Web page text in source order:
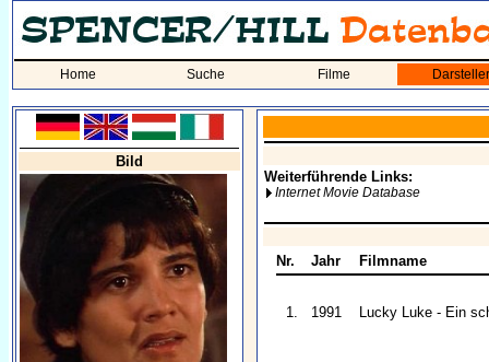
Home Suche Filme Darsteller
Bild
Weiterführende Links:
Internet Movie Database
Nr. Jahr Filmname
1. 1991 Lucky Luke - Ein